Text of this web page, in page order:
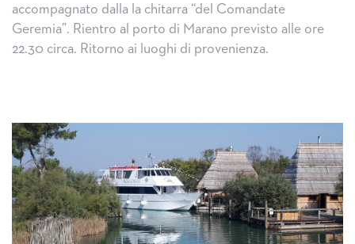
accompagnato dalla la chitarra “del Comandate
Geremia”. Rientro al porto di Marano previsto alle ore
22.30 circa. Ritorno ai luoghi di provenienza.